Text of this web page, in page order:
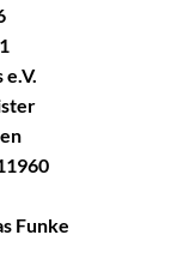
Funke